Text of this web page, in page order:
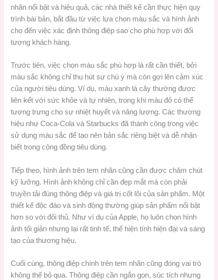
nhãn nổi bật và hiệu quả, các nhà thiết kế cần thực hiện quy
trình bài bản, bắt đầu từ việc lựa chọn màu sắc và hình ảnh
cho đến việc xác định thông điệp sao cho phù hợp với đối
tượng khách hàng.
Trước tiên, việc chọn màu sắc phù hợp là rất cần thiết, bởi
màu sắc không chỉ thu hút sự chú ý mà còn gợi lên cảm xúc
của người tiêu dùng. Ví dụ, màu xanh lá cây thường được
liên kết với sức khỏe và tự nhiên, trong khi màu đỏ có thể
tượng trưng cho sự nhiệt huyết và năng lượng. Các thương
hiệu như Coca-Cola và Starbucks đã thành công trong việc
sử dụng màu sắc để tạo nên bản sắc riêng biệt và dễ nhận
biết trong cộng đồng tiêu dùng.
Tiếp theo, hình ảnh trên tem nhãn cũng cần được chăm chút
kỹ lưỡng. Hình ảnh không chỉ cần đẹp mắt mà còn phải
truyền tải đúng thông điệp và giá trị cốt lõi của sản phẩm. Một
thiết kế độc đáo và sinh động thường giúp sản phẩm nổi bật
hơn so với đối thủ. Như ví dụ của Apple, họ luôn chọn hình
ảnh tối giản nhưng lại rất tinh tế, thể hiện tính hiện đại và sáng
tạo của thương hiệu.
Cuối cùng, thông điệp chính trên tem nhãn cũng đóng vai trò
không thể bỏ qua. Thông điệp cần ngắn gọn, súc tích nhưng